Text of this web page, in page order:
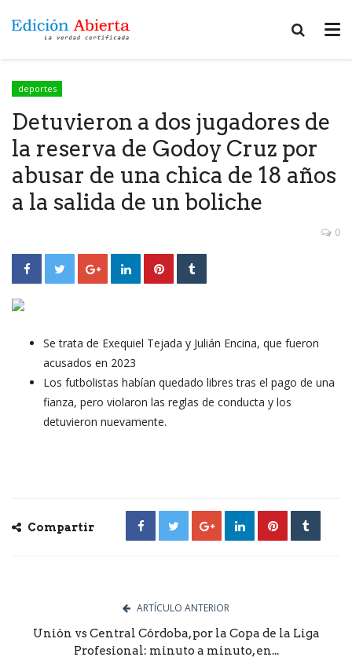
deportes
Detuvieron a dos jugadores de
la reserva de Godoy Cruz por
abusar de una chica de 18 años
a la salida de un boliche
0
Se trata de Exequiel Tejada y Julián Encina, que fueron
acusados en 2023
Los futbolistas habían quedado libres tras el pago de una
fianza, pero violaron las reglas de conducta y los
detuvieron nuevamente.
Compartir
ARTÍCULO ANTERIOR
Unión vs Central Córdoba, por la Copa de la Liga
Profesional: minuto a minuto, en...